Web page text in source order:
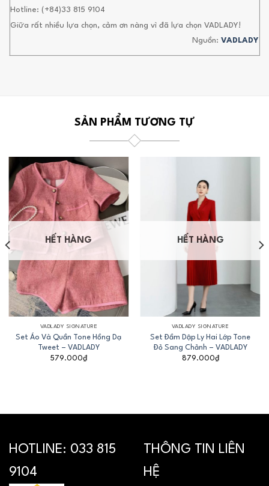
Hotline: (+84)33 815 9104
Giữa rất nhiều lựa chọn, cảm ơn nàng vì đã lựa chọn VADLADY!
Nguồn: VADLADY
SẢN PHẨM TƯƠNG TỰ
HẾT HÀNG
VADLADY SIGNATURE
Set Áo Và Quần Tone Hồng Dạ
Tweet – VADLADY
579.000₫
HẾT HÀNG
VADLADY SIGNATURE
Set Đầm Dập Ly Hai Lớp Tone
Đỏ Sang Chảnh – VADLADY
879.000₫
HOTLINE: 033 815
9104
THÔNG TIN LIÊN
HỆ